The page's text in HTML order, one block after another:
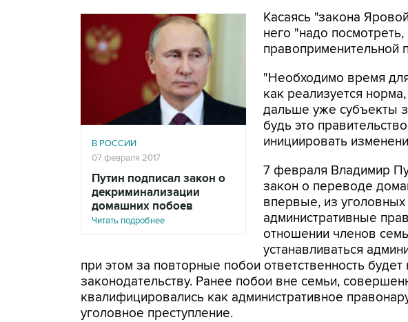
В РОССИИ
07 февраля 2017
Путин подписал закон о
декриминализации
домашних побоев
Читать подробнее
Касаясь "закона
него "надо посмотреть,
правоприменительной
"Необходимо время
как реализуется
дальше уже субъекты
будь это
инициировать
7 февраля Владимир
закон о переводе
впервые, из уголовных
административные
отношении членов
устанавливаться
при этом за повторные побои ответственность будет
законодательству. Ранее побои вне семьи,
квалифицировались как административное
уголовное преступление.